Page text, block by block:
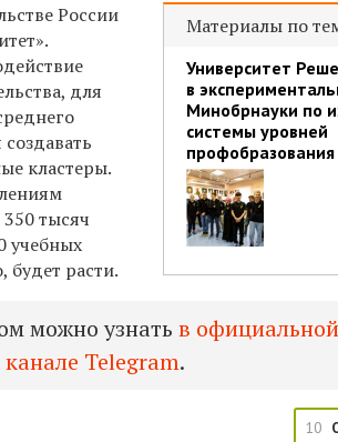
Материалы по
Университет
в
Минобрнауки по
системы уровней
профобразования
России
для
кластеры.
тысяч
учебных
расти.
можно узнатьв
канале Telegram.
10